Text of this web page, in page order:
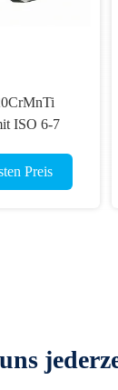
ISO 6-7
Preis